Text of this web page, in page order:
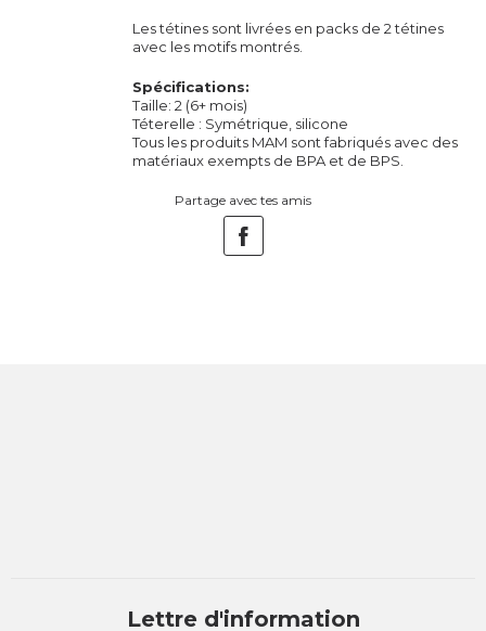
Les tétines sont livrées en packs de 2 tétines
avec les motifs montrés.
Spécifications:
Taille: 2 (6+ mois)
Téterelle : Symétrique, silicone
Tous les produits MAM sont fabriqués avec des
matériaux exempts de BPA et de BPS.
Partage avec tes amis
Lettre d'information